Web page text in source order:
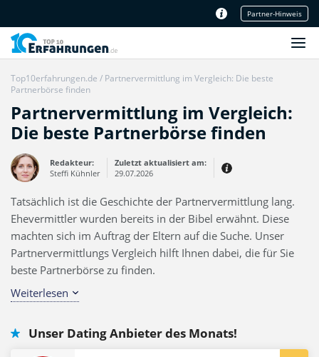
Unser Redaktionsteam
Partner-Hinweis
Top10erfahrungen.de / Partnervermittlung im Vergleich: Die beste
Partnerbörse finden
Partnervermittlung im Vergleich:
Die beste Partnerbörse finden
Redakteur:
Steffi Kühnler
Zuletzt aktualisiert am:
29.07.2026
Erfahrungen:
Newsberichte
Mein Werdegang ist relativ bunt,
denn ich habe zuerst eine praktische
Ausbildung in Elektrotechnik
abgeschlossen und später noch ein
IT-Studium an der Fachhochschule
draufgelegt.
Tatsächlich ist die Geschichte der Partnervermittlung lang.
Ehevermittler wurden bereits in der Bibel erwähnt. Diese
machten sich im Auftrag der Eltern auf die Suche. Unser
Partnervermittlungs Vergleich hilft Ihnen dabei, die für Sie
beste Partnerbörse zu finden.
Die heutige Gesellschaft hat sich zwar deutlich verändert,
aber nicht. Somit ist die Idee der Partnersuche geblieben,
lediglich die Umsetzung ist eine andere. Und man kann
Weiterlesen
Unser Dating Anbieter des Monats!